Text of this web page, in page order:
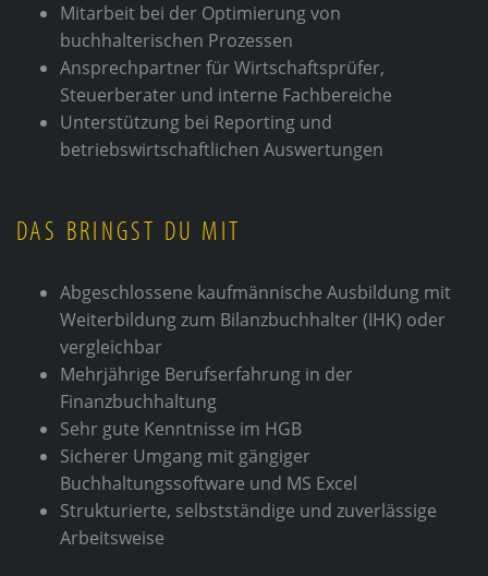
Mitarbeit bei der Optimierung von
buchhalterischen Prozessen
Ansprechpartner für Wirtschaftsprüfer,
Steuerberater und interne Fachbereiche
Unterstützung bei Reporting und
betriebswirtschaftlichen Auswertungen
DAS BRINGST DU MIT
Abgeschlossene kaufmännische Ausbildung mit
Weiterbildung zum Bilanzbuchhalter (IHK) oder
vergleichbar
Mehrjährige Berufserfahrung in der
Finanzbuchhaltung
Sehr gute Kenntnisse im HGB
Sicherer Umgang mit gängiger
Buchhaltungssoftware und MS Excel
Strukturierte, selbstständige und zuverlässige
Arbeitsweise